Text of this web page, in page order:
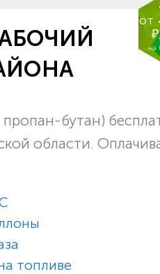
от
на
бутан)
области.
топливе